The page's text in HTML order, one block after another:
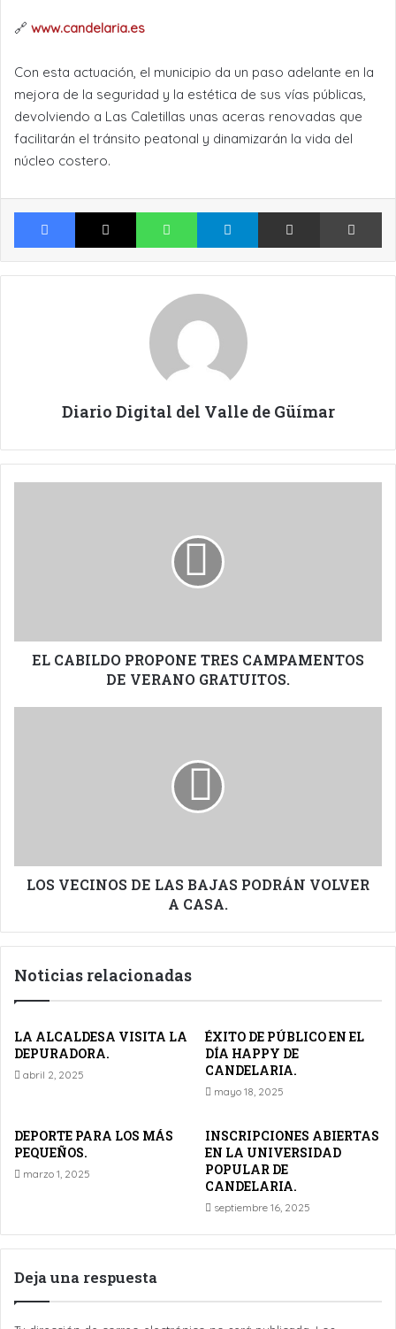
🔗 www.candelaria.es
Con esta actuación, el municipio da un paso adelante en la
mejora de la seguridad y la estética de sus vías públicas,
devolviendo a Las Caletillas unas aceras renovadas que
facilitarán el tránsito peatonal y dinamizarán la vida del
núcleo costero.
Facebook X WhatsApp Telegram Compartir por Email
Diario Digital del Valle de Güímar
EL CABILDO PROPONE TRES CAMPAMENTOS
DE VERANO GRATUITOS.
CASA.
LOS VECINOS DE LAS BAJAS PODRÁN VOLVER
A CASA.
Noticias relacionadas
LA ALCALDESA VISITA LA
DEPURADORA.
abril 2, 2025
ÉXITO DE PÚBLICO EN EL
DÍA HAPPY DE
CANDELARIA.
mayo 18, 2025
DEPORTE PARA LOS MÁS
PEQUEÑOS.
marzo 1, 2025
INSCRIPCIONES ABIERTAS
EN LA UNIVERSIDAD
POPULAR DE
CANDELARIA.
septiembre 16, 2025
Deja una respuesta